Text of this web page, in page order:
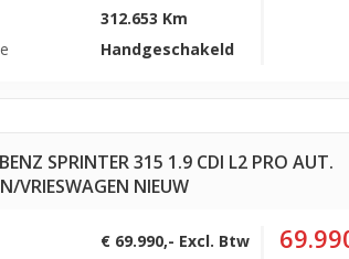
312.653 Km
Handgeschakeld
SPRINTER 315 1.9 CDI L2 PRO AUT.
VRIESWAGEN NIEUW
€ 69.990,- Excl. Btw